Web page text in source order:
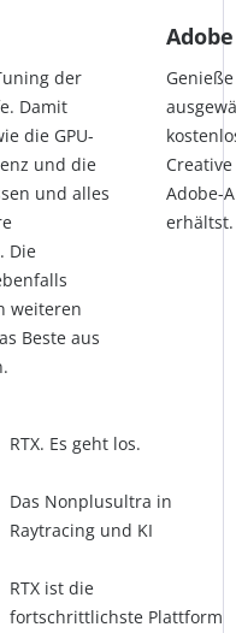
der
Damit
die GPU-
und die
und alles
Die
weiteren
Beste aus
Adobe-
erhältst.
RTX. Es geht los.
Das Nonplusultra in
Raytracing und KI
RTX ist die
fortschrittlichste Plattform